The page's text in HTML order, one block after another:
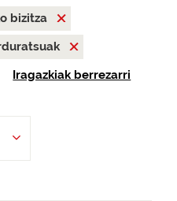
bizitza
Iragazkiak berrezarri